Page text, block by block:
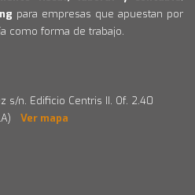
para empresas que apuestan por
como forma de trabajo.
s/n. Edificio Centris II. Of. 2.40
Ver mapa